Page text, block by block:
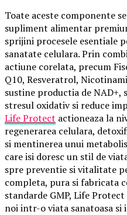
Toate aceste componente
supliment alimentar
sprijini procesele esentiale
sanatate celulara. Prin
actiune corelata, precum
Q10, Resveratrol,
sustine productia de NAD+,
stresul oxidativ si reduce
Life Protect actioneaza la
regenerarea celulara,
si mentinerea unui
care isi doresc un stil de
spre preventie si vitalitate
completa, pura si fabricata
standarde GMP, Life
noi intr-o viata sanatoasa si